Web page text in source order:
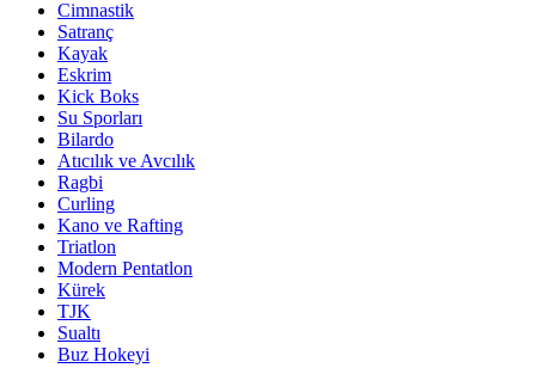
Cimnastik
Satranç
Kayak
Eskrim
Kick Boks
Su Sporları
Bilardo
Atıcılık ve Avcılık
Ragbi
Curling
Kano ve Rafting
Triatlon
Modern Pentatlon
Kürek
TJK
Sualtı
Buz Hokeyi